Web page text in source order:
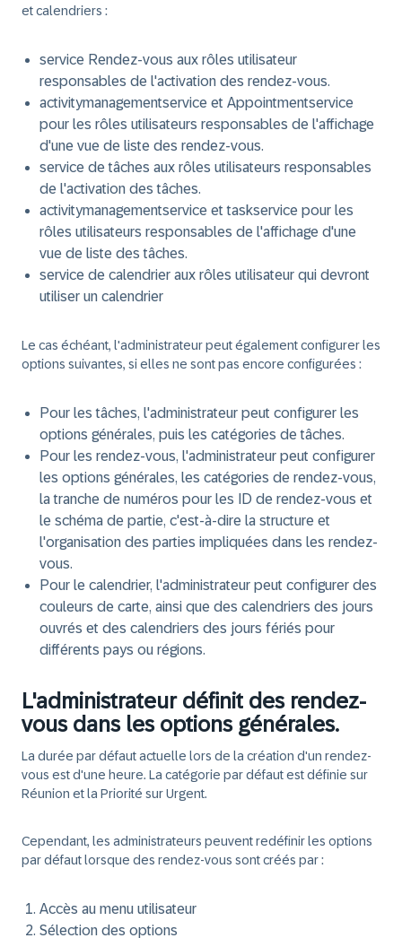
et calendriers :
service Rendez-vous aux rôles utilisateur
responsables de l'activation des rendez-vous.
activitymanagementservice et Appointmentservice
pour les rôles utilisateurs responsables de l'affichage
d'une vue de liste des rendez-vous.
service de tâches aux rôles utilisateurs responsables
de l'activation des tâches.
activitymanagementservice ettaskservice pour les
rôles utilisateurs responsables de l'affichage d'une
vue de liste des tâches.
service de calendrier aux rôles utilisateur qui devront
utiliser un calendrier
Le cas échéant, l'administrateur peut également configurer les
options suivantes, si elles ne sont pas encore configurées :
Pour les tâches, l'administrateur peut configurer les
options générales, puis les catégories de tâches.
Pour les rendez-vous, l'administrateur peut configurer
les options générales, les catégories de rendez-vous,
la tranche de numéros pour les ID de rendez-vous et
le schéma de partie, c'est-à-dire la structure et
l'organisation des parties impliquées dans les rendez-
vous.
Pour le calendrier, l'administrateur peut configurer des
couleurs de carte, ainsi que des calendriers des jours
ouvrés et des calendriers des jours fériés pour
différents pays ou régions.
L'administrateur définit des rendez-
vous dans les options générales.
La durée par défaut actuelle lors de la création d'un rendez-
vous est d'une heure. La catégorie par défaut est définie sur
Réunion et la Priorité sur Urgent.
Cependant, les administrateurs peuvent redéfinir les options
par défaut lorsque des rendez-vous sont créés par :
Accès au menu utilisateur
Sélection des options